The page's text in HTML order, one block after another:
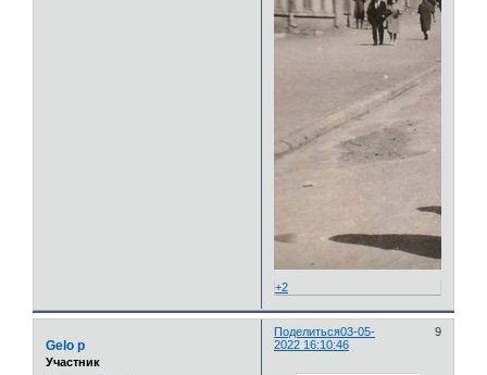
+2
Поделиться 9
03-05-
2022 16:10:46
Gelo p
Участник